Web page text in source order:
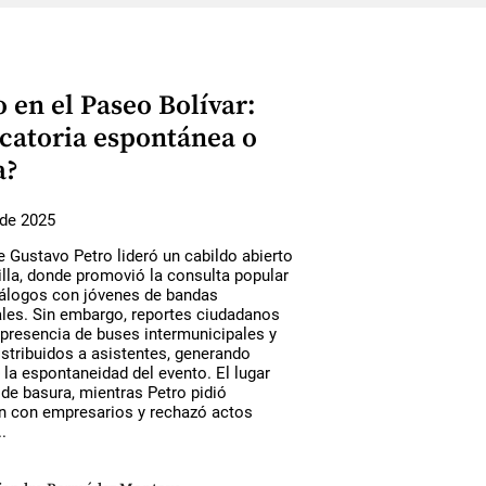
en el Paseo Bolívar:
espontánea o
2025
Gustavo Petro lideró un cabildo abierto
donde promovió la consulta popular
con jóvenes de bandas
Sin embargo, reportes ciudadanos
de buses intermunicipales y
a asistentes, generando
espontaneidad del evento. El lugar
basura, mientras Petro pidió
con empresarios y rechazó actos